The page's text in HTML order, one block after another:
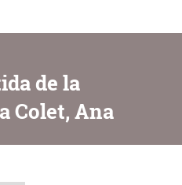
de la
Colet, Ana